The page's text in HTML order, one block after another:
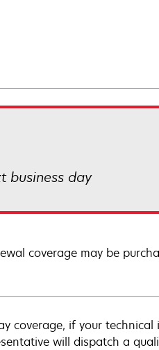
business day
coverage may be
coverage, if your
will dispatch a